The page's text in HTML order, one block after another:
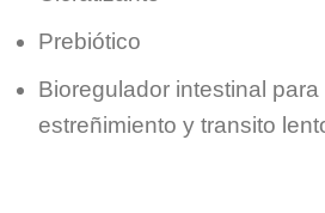
Prebiótico
Bioregulador intestinal
estreñimiento y transito